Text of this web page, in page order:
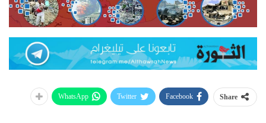
Share
Facebook
Twitter
WhatsApp